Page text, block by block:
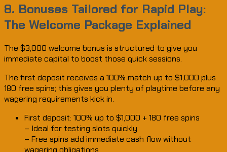
8. Bonuses Tailored for Rapid Play:
The Welcome Package Explained
The $3,000 welcome bonus is structured to give you
immediate capital to boost those quick sessions.
The first deposit receives a 100% match up to $1,000 plus
180 free spins; this gives you plenty of playtime before any
wagering requirements kick in.
First deposit: 100% up to $1,000 + 180 free spins
– Ideal for testing slots quickly
– Free spins add immediate cash flow without
wagering obligations